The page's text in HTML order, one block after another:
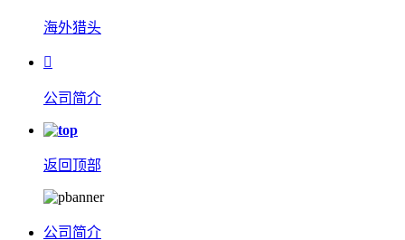
海外猎头

公司简介
返回顶部
公司简介